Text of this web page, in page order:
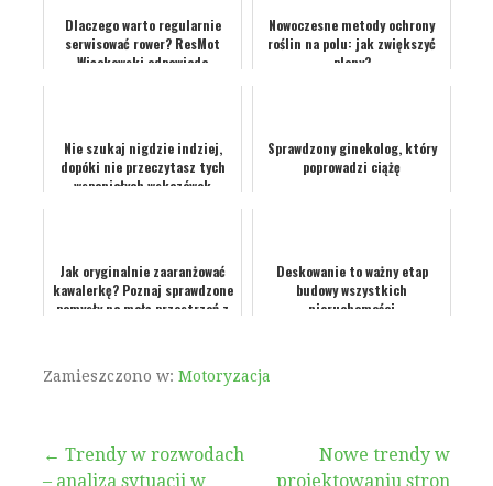
Dlaczego warto regularnie
serwisować rower? ResMot
Więckowski odpowiada
Nowoczesne metody ochrony
roślin na polu: jak zwiększyć
plony?
Nie szukaj nigdzie indziej,
dopóki nie przeczytasz tych
wspaniałych wskazówek
Sprawdzony ginekolog, który
poprowadzi ciążę
Jak oryginalnie zaaranżować
kawalerkę? Poznaj sprawdzone
pomysły na małą przestrzeń z
Deskowanie to ważny etap
budowy wszystkich
nieruchomości
Zamieszczono w: Motoryzacja
Nawigacja
← Trendy w rozwodach
– analiza sytuacji w
Nowe trendy w
projektowaniu stron